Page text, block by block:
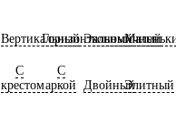
ВертикальныйГоризонтальный
Экономичный
С
крестом
С
аркой
ДвойныйЭлитный